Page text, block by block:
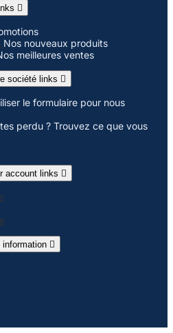

Nos nouveaux produits
meilleures ventes
société links 
le formulaire pour nous
perdu ? Trouvez ce que vous
account links 
information 